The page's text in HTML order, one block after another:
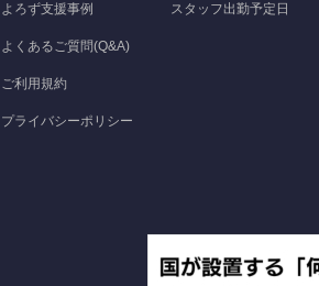
よろず支援事例
よくあるご質問(Q&A)
ご利用規約
プライバシーポリシー
スタッフ出勤予定日